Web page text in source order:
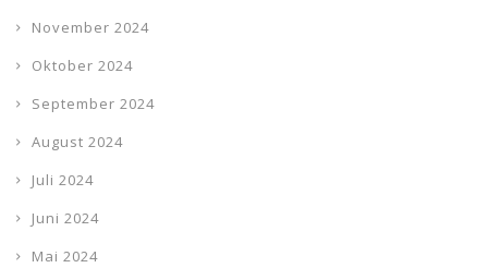
November 2024
Oktober 2024
September 2024
August 2024
Juli 2024
Juni 2024
Mai 2024